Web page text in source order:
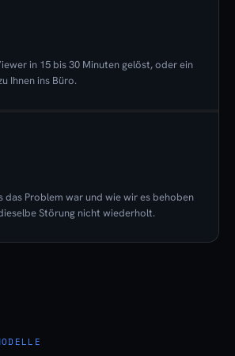
in 15 bis 30 Minuten gelöst, oder ein
Ihnen ins Büro.
das Problem war und wie wir es behoben
Störung nicht wiederholt.